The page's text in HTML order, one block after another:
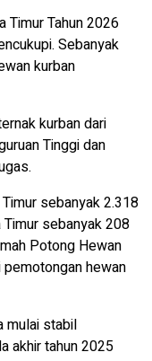
Timur Tahun 2026
Sebanyak
kurban
kurban dari
Tinggi dan
sebanyak 2.318
sebanyak 208
Potong Hewan
pemotongan hewan
mulai stabil
akhir tahun 2025